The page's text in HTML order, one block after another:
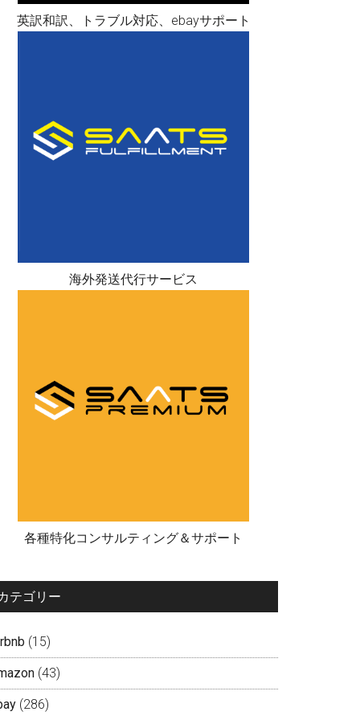
英訳和訳、トラブル対応、ebayサポート
海外発送代行サービス
各種特化コンサルティング＆サポート
テゴリー
(15)
(43)
(286)